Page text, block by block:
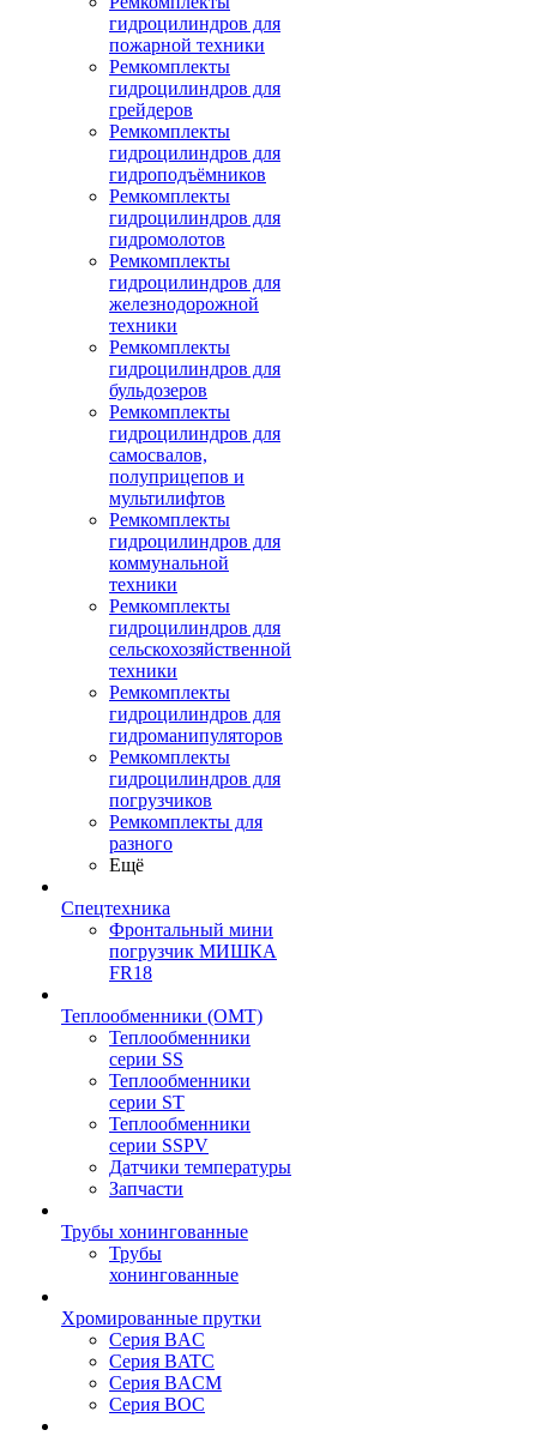
гидроцилиндров для
пожарной техники
Ремкомплекты
гидроцилиндров для
грейдеров
Ремкомплекты
гидроцилиндров для
гидроподъёмников
Ремкомплекты
гидроцилиндров для
гидромолотов
Ремкомплекты
гидроцилиндров для
железнодорожной
техники
Ремкомплекты
гидроцилиндров для
бульдозеров
Ремкомплекты
гидроцилиндров для
самосвалов,
полуприцепов и
мультилифтов
Ремкомплекты
гидроцилиндров для
коммунальной
техники
Ремкомплекты
гидроцилиндров для
сельскохозяйственной
техники
Ремкомплекты
гидроцилиндров для
гидроманипуляторов
Ремкомплекты
гидроцилиндров для
погрузчиков
Ремкомплекты для
разного
Ещё
Спецтехника
Фронтальный мини
погрузчик МИШКА
FR18
Теплообменники (OMT)
Теплообменники
серии SS
Теплообменники
серии ST
Теплообменники
серии SSPV
Датчики температуры
Запчасти
Трубы хонингованные
Трубы
хонингованные
Хромированные прутки
Серия BAC
Серия BATC
Серия BACM
Серия BOC